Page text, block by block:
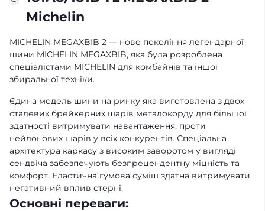
Michelin
MICHELIN MEGAXBIB 2 — нове покоління легендарної
шини MICHELIN MEGAXBIB, яка була розроблена
спеціалістами MICHELIN для комбайнів та іншої
збиральної техніки.
Єдина модель шини на ринку яка виготовлена з двох
сталевих брейкерних шарів металокорду для більшої
здатності витримувати навантаження, проти
нейлонових шарів у всіх конкурентів. Спеціальна
архітектура каркасу з високим заворотом у вигляді
сендвіча забезпечують безпрецендентну міцність та
комфорт. Еластична гумова суміш здатна витримувати
негативний вплив стерні.
Основні переваги: